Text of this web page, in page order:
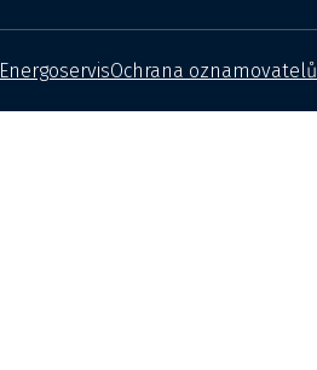
EnergoservisOchrana oznamovatelů